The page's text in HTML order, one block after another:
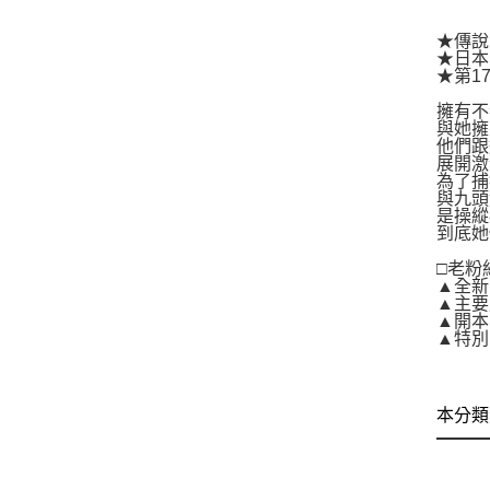
★傳說
★日本
★第
擁有
與她
他們
展開
為了
與九
是操
到底
□老粉
▲全新
▲主
▲開本
▲特別
本分